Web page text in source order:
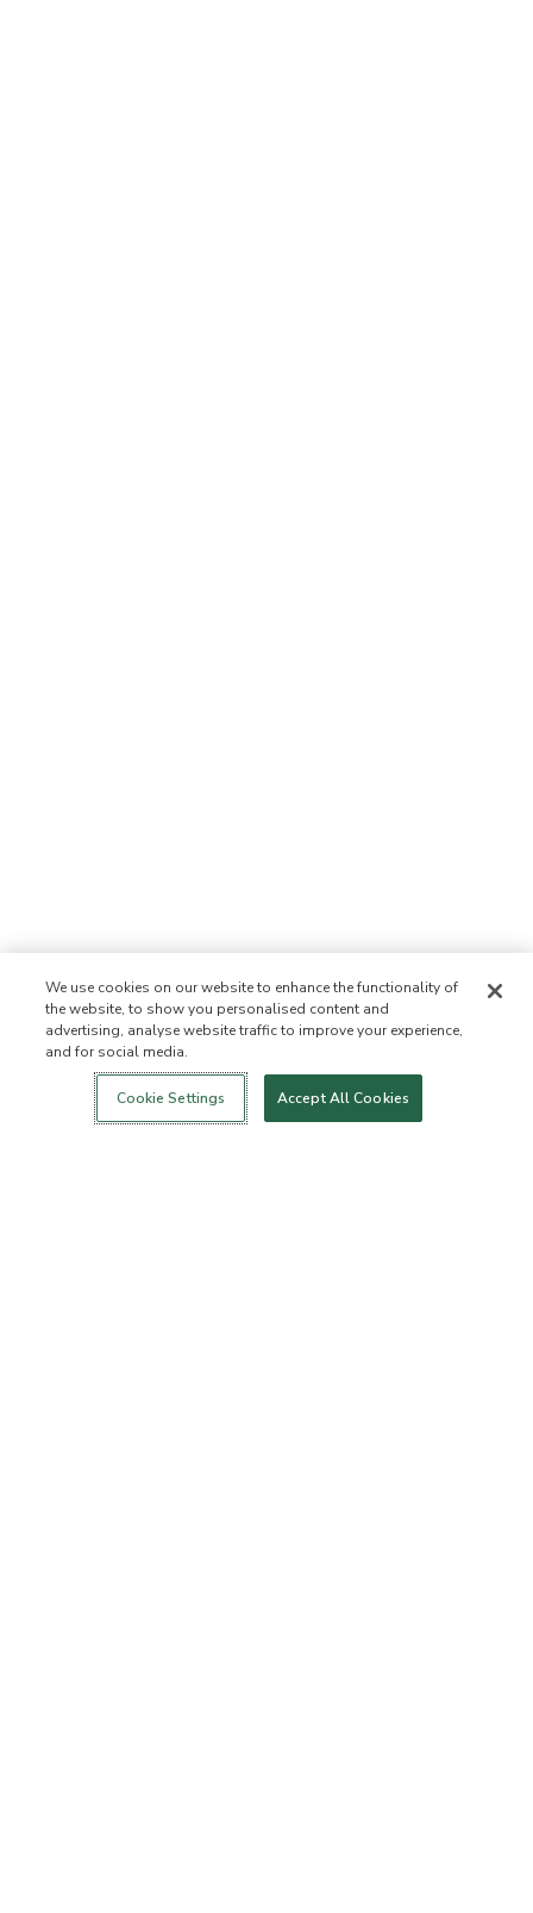
New! Shop Healthy Living
ABOUT US
Our Mission
We use cookies on our website to enhance the functionality of
the website, to show you personalised content and
advertising, analyse website traffic to improve your experience,
and for social media.
Cookie Settings Accept All Cookies